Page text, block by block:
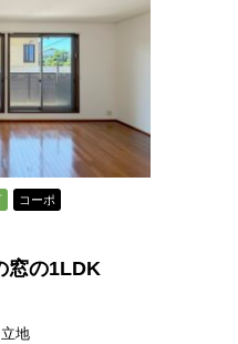
コーポ
窓の1LDK
地